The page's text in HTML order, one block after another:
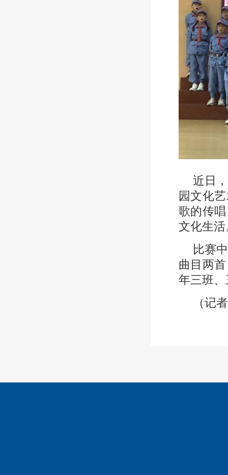
近日
园文化
歌的传
文化生活
比赛
曲目两
年三班
（记